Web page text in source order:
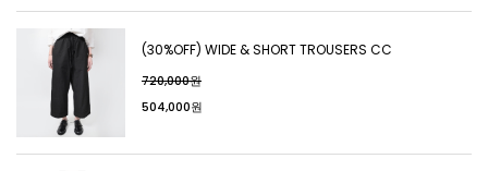
(30%OFF) WIDE & SHORT TROUSERS CC
720,000원
504,000원